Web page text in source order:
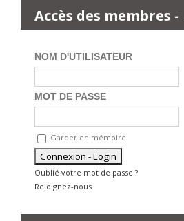
Accès des membres
NOM D'UTILISATEUR
MOT DE PASSE
Garder en mémoire
Oublié votre mot de passe ?
Rejoignez-nous